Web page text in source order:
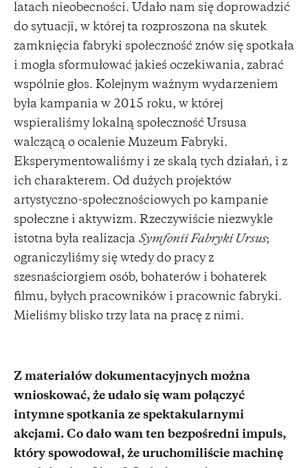
latach nieobecności. Udało nam się doprowadzić
do sytuacji, w której ta rozproszona na skutek
zamknięcia fabryki społeczność znów się spotkała
i mogła sformułować jakieś oczekiwania, zabrać
wspólnie głos. Kolejnym ważnym wydarzeniem
była kampania w 2015 roku, w której
wspieraliśmy lokalną społeczność Ursusa
walczącą o ocalenie Muzeum Fabryki.
Eksperymentowaliśmy i ze skalą tych działań, i z
ich charakterem. Od dużych projektów
artystyczno-społecznościowych po kampanie
społeczne i aktywizm. Rzeczywiście niezwykle
istotna była realizacja Symfonii Fabryki Ursus;
ograniczyliśmy się wtedy do pracy z
szesnaściorgiem osób, bohaterów i bohaterek
filmu, byłych pracowników i pracownic fabryki.
Mieliśmy blisko trzy lata na pracę z nimi.
Z materiałów dokumentacyjnych można
wnioskować, że udało się wam połączyć
intymne spotkania ze spektakularnymi
akcjami. Co dało wam ten bezpośredni impuls,
który spowodował, że uruchomiliście machinę